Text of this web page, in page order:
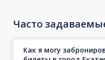
Часто
Как я могу